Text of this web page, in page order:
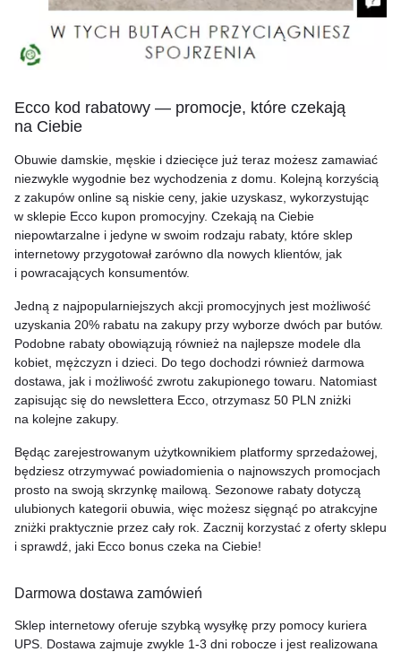
Ecco kod rabatowy — promocje, które czekają
na Ciebie
Obuwie damskie, męskie i dziecięce już teraz możesz zamawiać
niezwykle wygodnie bez wychodzenia z domu. Kolejną korzyścią
z zakupów online są niskie ceny, jakie uzyskasz, wykorzystując
w sklepie Ecco kupon promocyjny. Czekają na Ciebie
niepowtarzalne i jedyne w swoim rodzaju rabaty, które sklep
internetowy przygotował zarówno dla nowych klientów, jak
i powracających konsumentów.
Jedną z najpopularniejszych akcji promocyjnych jest możliwość
uzyskania 20% rabatu na zakupy przy wyborze dwóch par butów.
Podobne rabaty obowiązują również na najlepsze modele dla
kobiet, mężczyzn i dzieci. Do tego dochodzi również darmowa
dostawa, jak i możliwość zwrotu zakupionego towaru. Natomiast
zapisując się do newslettera Ecco, otrzymasz 50 PLN zniżki
na kolejne zakupy.
Będąc zarejestrowanym użytkownikiem platformy sprzedażowej,
będziesz otrzymywać powiadomienia o najnowszych promocjach
prosto na swoją skrzynkę mailową. Sezonowe rabaty dotyczą
ulubionych kategorii obuwia, więc możesz sięgnąć po atrakcyjne
zniżki praktycznie przez cały rok. Zacznij korzystać z oferty sklepu
i sprawdź, jaki Ecco bonus czeka na Ciebie!
Darmowa dostawa zamówień
Sklep internetowy oferuje szybką wysyłkę przy pomocy kuriera
UPS. Dostawa zajmuje zwykle 1-3 dni robocze i jest realizowana